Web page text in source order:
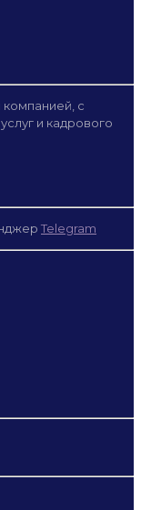
с
и кадрового
Telegram